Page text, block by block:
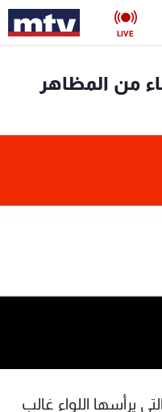
LIVE
من المظاهر
يرأسها اللواء غالب